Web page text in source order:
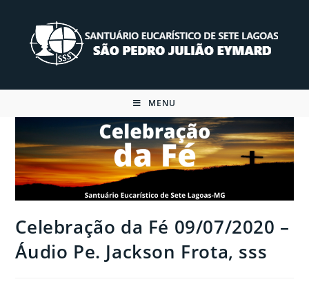
content
MENU
Celebração da Fé 09/07/2020 –
Áudio Pe. Jackson Frota, sss